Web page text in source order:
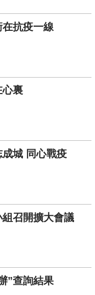
抗疫一線
心裏
城 同心戰疫
召開擴大會議
”查詢結果